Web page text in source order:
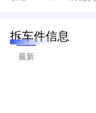
拆车件信息
最新